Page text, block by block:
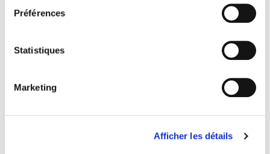
Préférences
Statistiques
Marketing
Afficher les détails
Contact